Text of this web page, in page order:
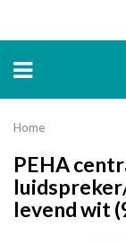
Home
PEHA
levend wit